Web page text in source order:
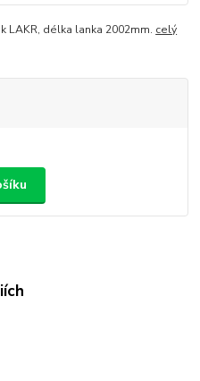
LAKR, délka lanka 2002mm. celý